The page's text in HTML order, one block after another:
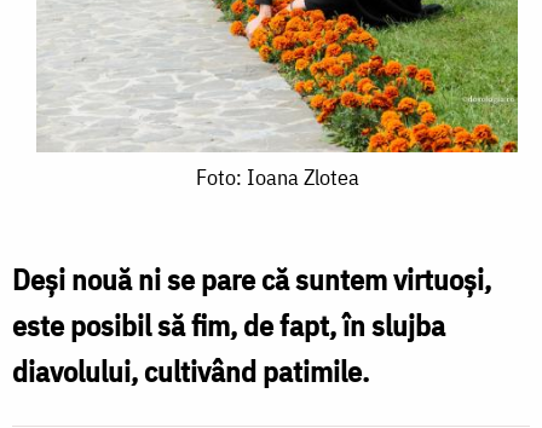
Zlotea
Foto: Ioana Zlotea
Deși nouă ni se pare că suntem virtuoși,
este posibil să fim, de fapt, în slujba
diavolului, cultivând patimile.